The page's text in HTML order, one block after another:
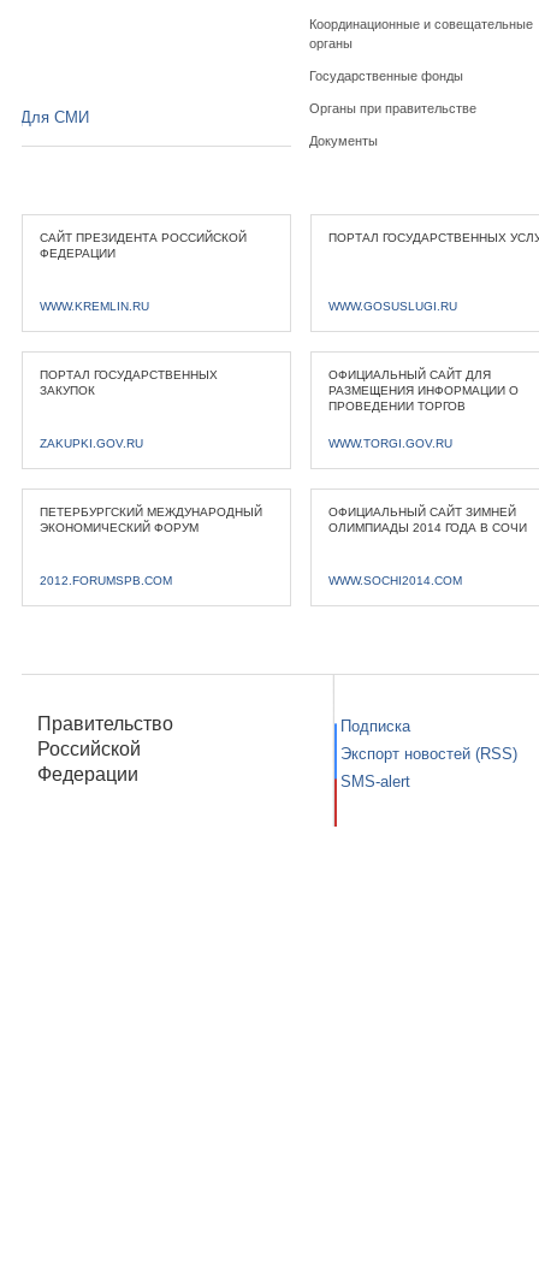
Координационные и совещательные
органы
Государственные фонды
Органы при правительстве
Документы
Для СМИ
САЙТ ПРЕЗИДЕНТА РОССИЙСКОЙ
ФЕДЕРАЦИИ
WWW.KREMLIN.RU
ПОРТАЛ ГОСУДАРСТВЕННЫХ
WWW.GOSUSLUGI.RU
ПОРТАЛ ГОСУДАРСТВЕННЫХ
ЗАКУПОК
ZAKUPKI.GOV.RU
ОФИЦИАЛЬНЫЙ САЙТ ДЛЯ
РАЗМЕЩЕНИЯ ИНФОРМАЦИИ О
ПРОВЕДЕНИИ ТОРГОВ
WWW.TORGI.GOV.RU
ПЕТЕРБУРГСКИЙ МЕЖДУНАРОДНЫЙ
ЭКОНОМИЧЕСКИЙ ФОРУМ
2012.FORUMSPB.COM
ОФИЦИАЛЬНЫЙ САЙТ ЗИМНЕЙ
ОЛИМПИАДЫ 2014 ГОДА В СОЧИ
WWW.SOCHI2014.COM
Правительство
Российской
Федерации
Подписка
Экспорт новостей (RSS)
SMS-alert